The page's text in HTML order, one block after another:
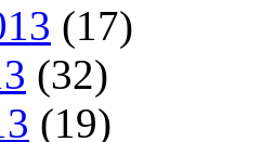
(17)
(32)
(19)